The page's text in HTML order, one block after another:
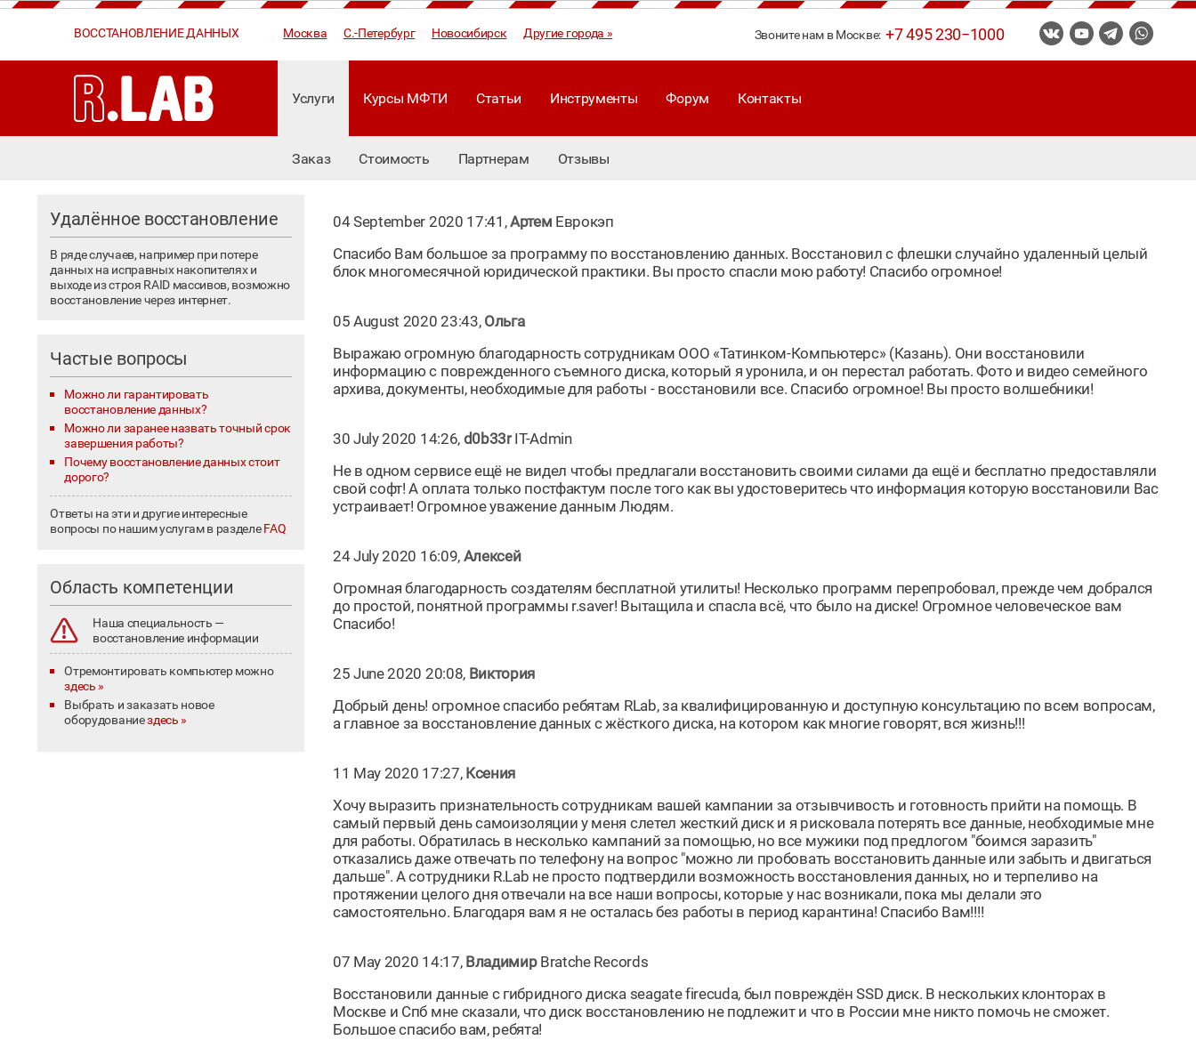
ВОССТАНОВЛЕНИЕ ДАННЫХ Москва С.-Петербург Новосибирск Другие города » Звоните нам в Москве:+7 495 230−1000
Услуги
Заказ Стоимость Партнерам Отзывы
Курсы МФТИ Статьи Инструменты Форум Контакты
04 September 2020 17:41,Артем Еврокэп
Спасибо Вам большое за программу по восстановлению данных. Восстановил с флешки случайно удаленный целый
блок многомесячной юридической практики. Вы просто спасли мою работу! Спасибо огромное!
05 August 2020 23:43, Ольга
Выражаю огромную благодарность сотрудникам ООО «Татинком-Компьютерс» (Казань). Они восстановили
информацию с поврежденного съемного диска, который я уронила, и он перестал работать. Фото и видео семейного
архива, документы, необходимые для работы - восстановили все. Спасибо огромное! Вы просто волшебники!
30 July 2020 14:26, d0b33rIT-Admin
Не в одном сервисе ещё не видел чтобы предлагали восстановить своими силами да ещё и бесплатно предоставляли
свой софт! А оплата только постфактум после того как вы удостоверитесь что информация которую восстановили Вас
устраивает! Огромное уважение данным Людям.
24 July 2020 16:09, Алексей
Огромная благодарность создателям бесплатной утилиты! Несколько программ перепробовал, прежде чем добрался
до простой, понятной программы r.saver! Вытащила и спасла всё, что было на диске! Огромное человеческое вам
Спасибо!
25 June 2020 20:08, Виктория
Добрый день! огромное спасибо ребятам RLab, за квалифицированную и доступную консультацию по всем вопросам,
а главное за восстановление данных с жёсткого диска, на котором как многие говорят, вся жизнь!!!
11 May 2020 17:27, Ксения
Хочу выразить признательность сотрудникам вашей кампании за отзывчивость и готовность прийти на помощь. В
самый первый день самоизоляции у меня слетел жесткий диск и я рисковала потерять все данные, необходимые мне
для работы. Обратилась в несколько кампаний за помощью, но все мужики под предлогом "боимся заразить"
отказались даже отвечать по телефону на вопрос "можно ли пробовать восстановить данные или забыть и двигаться
дальше". А сотрудники R.Lab не просто подтвердили возможность восстановления данных, но и терпеливо на
протяжении целого дня отвечали на все наши вопросы, которые у нас возникали, пока мы делали это
самостоятельно. Благодаря вам я не осталась без работы в период карантина! Спасибо Вам!!!!
07 May 2020 14:17, ВладимирBratche Records
Восстановили данные с гибридного диска seagate firecuda, был повреждён SSD диск. В нескольких клонторах в
Москве и Спб мне сказали, что диск восстановлению не подлежит и что в России мне никто помочь не сможет.
Большое спасибо вам, ребята!
Удалённое восстановление
В ряде случаев, например при потере
данных на исправных накопителях и
выходе из строя RAID массивов, возможно
восстановление через интернет.
Частые вопросы
Можно ли гарантировать
восстановление данных?
Можно ли заранее назвать точный срок
завершения работы?
Почему восстановление данных стоит
дорого?
Ответы на эти и другие интересные
вопросы по нашим услугам в разделеFAQ
Область компетенции
Наша специальность —
восстановление информации
Отремонтировать компьютер можно
здесь »
Выбрать и заказать новое
оборудованиездесь »